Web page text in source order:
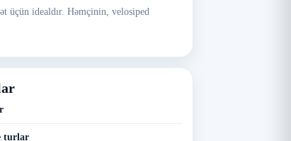
üçün idealdır. Həmçinin, velosiped
turlar